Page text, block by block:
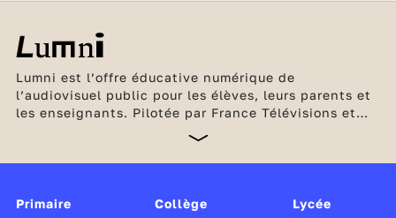
Lumni est l’offre éducative numérique de
l’audiovisuel public pour les élèves, leurs parents et
les enseignants. Pilotée par France Télévisions et
unique, gratuite et sans publicité est soutenue par le
Canopé, le CLEMI, ainsi que par le ministère de la
Primaire Collège Lycée